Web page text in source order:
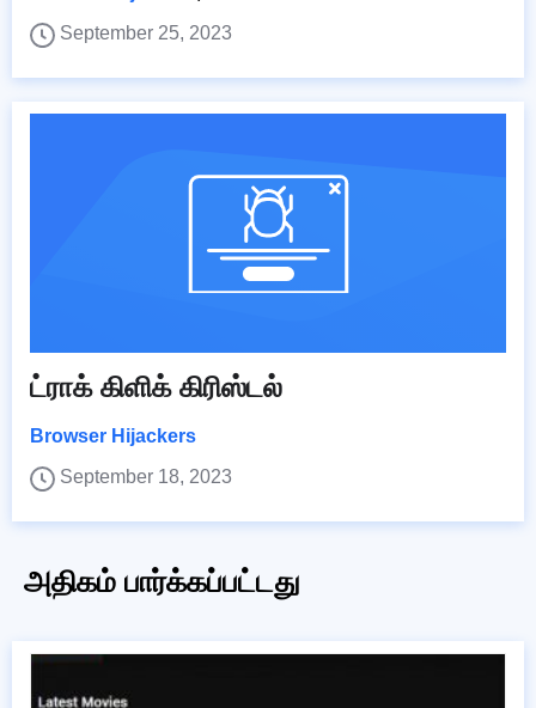
September 25, 2023
ட்ராக் கிளிக் கிரிஸ்டல்
Browser Hijackers
September 18, 2023
அதிகம் பார்க்கப்பட்டது